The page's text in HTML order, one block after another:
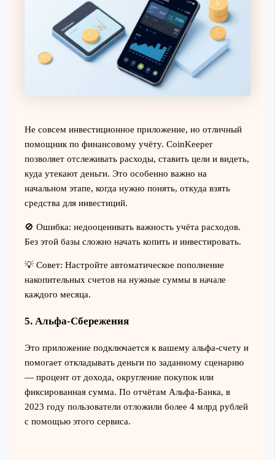
Не совсем инвестиционное приложение, но отличный
помощник по финансовому учёту. CoinKeeper
позволяет отслеживать расходы, ставить цели и видеть,
куда утекают деньги. Это особенно важно на
начальном этапе, когда нужно понять, откуда взять
средства для инвестиций.
🚫 Ошибка: недооценивать важность учёта расходов.
Без этой базы сложно начать копить и инвестировать.
💡 Совет: Настройте автоматическое пополнение
накопительных счетов на нужные суммы в начале
каждого месяца.
5. Альфа-Сбережения
Это приложение подключается к вашему альфа-счету и
помогает откладывать деньги по заданному сценарию
— процент от дохода, округление покупок или
фиксированная сумма. По отчётам Альфа-Банка, в
2023 году пользователи отложили более 4 млрд рублей
с помощью этого сервиса.